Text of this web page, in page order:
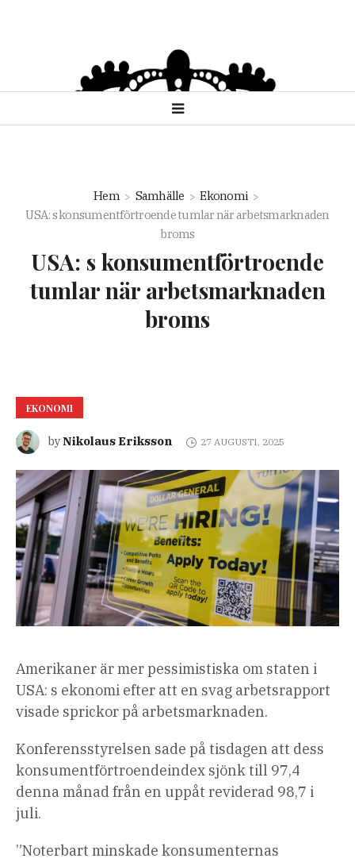
Hem Samhälle
Ekonomi
USA: s konsumentförtroende tumlar när arbetsmarknaden
broms
USA: s konsumentförtroende
tumlar när arbetsmarknaden
broms
EKONOMI
byNikolaus Eriksson 27 AUGUSTI, 2025
Amerikaner är mer pessimistiska om staten i
USA: s ekonomi efter att en svag arbetsrapport
visade sprickor på arbetsmarknaden.
Konferensstyrelsen sade på tisdagen att dess
konsumentförtroendeindex sjönk till 97,4
denna månad från en uppåt reviderad 98,7 i
juli.
”Noterbart minskade konsumenternas